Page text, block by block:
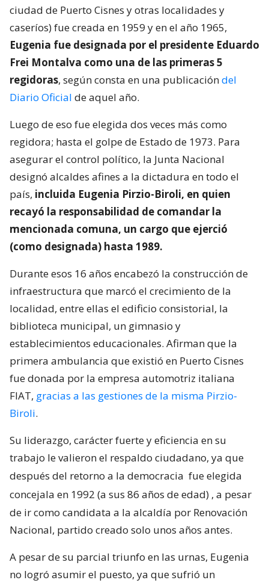
ciudad de Puerto Cisnes y otras localidades y
caseríos) fue creada en 1959 y en el año 1965,
Eugenia fue designada por el presidente Eduardo
Frei Montalva como una de las primeras 5
regidoras, según consta en una publicacióndel
Diario Oficial de aquel año.
Luego de eso fue elegida dos veces más como
regidora; hasta el golpe de Estado de 1973. Para
asegurar el control político, la Junta Nacional
designó alcaldes afines a la dictadura en todo el
país, incluida Eugenia Pirzio-Biroli, en quien
recayó la responsabilidad de comandar la
mencionada comuna, un cargo que ejerció
(como designada) hasta 1989.
Durante esos 16 años encabezó la construcción de
infraestructura que marcó el crecimiento de la
localidad, entre ellas el edificio consistorial, la
biblioteca municipal, un gimnasio y
establecimientos educacionales. Afirman que la
primera ambulancia que existió en Puerto Cisnes
fue donada por la empresa automotriz italiana
FIAT, gracias a las gestiones de la misma Pirzio-
Biroli.
Su liderazgo, carácter fuerte y eficiencia en su
trabajo le valieron el respaldo ciudadano, ya que
después del retorno a la democracia fue elegida
concejala en 1992 (a sus 86 años de edad) , a pesar
de ir como candidata a la alcaldía por Renovación
Nacional, partido creado solo unos años antes.
A pesar de su parcial triunfo en las urnas, Eugenia
no logró asumir el puesto, ya que sufrió un